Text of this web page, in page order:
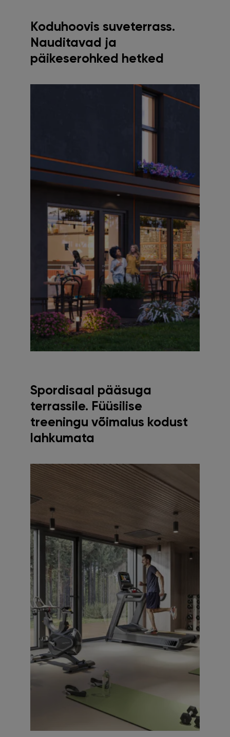
Koduhoovis suveterrass.
Nauditavad ja
päikeserohked hetked
Spordisaal pääsuga
terrassile. Füüsilise
treeningu võimalus kodust
lahkumata